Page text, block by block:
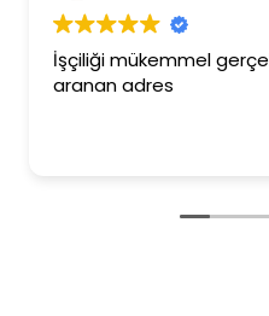
İşçiliği mükemmel
aranan adres